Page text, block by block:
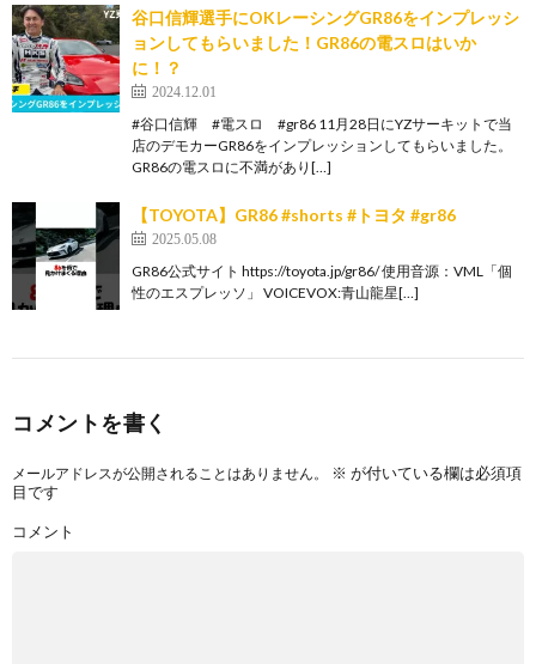
谷口信輝選手にOKレーシングGR86をインプレッシ
ョンしてもらいました！GR86の電スロはいか
に！？
2024.12.01
#谷口信輝 #電スロ #gr86 11月28日にYZサーキットで当
店のデモカーGR86をインプレッションしてもらいました。
GR86の電スロに不満があり[…]
【TOYOTA】GR86 #shorts #トヨタ #gr86
2025.05.08
GR86公式サイト https://toyota.jp/gr86/ 使用音源：VML「個
性のエスプレッソ」 VOICEVOX:青山龍星[…]
コメントを書く
メールアドレスが公開されることはありません。 ※ が付いている欄は必須項
目です
コメント